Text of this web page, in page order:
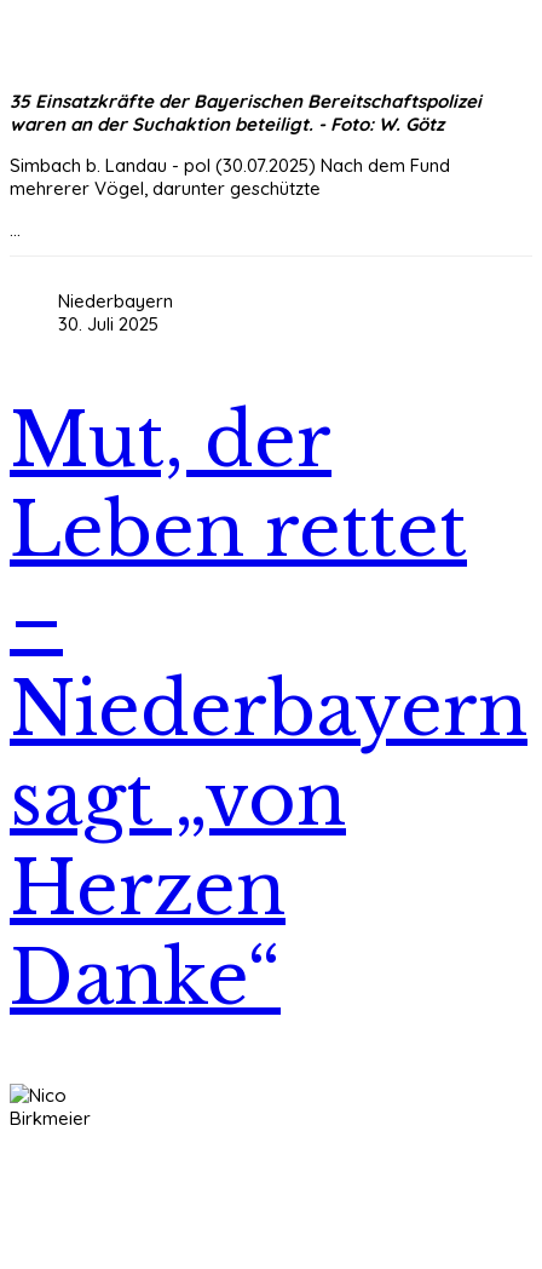
35 Einsatzkräfte der Bayerischen Bereitschaftspolizei
waren an der Suchaktion beteiligt. - Foto: W. Götz
Simbach b. Landau - pol (30.07.2025) Nach dem Fund
mehrerer Vögel, darunter geschützte
...
Niederbayern
30. Juli 2025
Mut, der
Leben rettet
–
Niederbayern
sagt „von
Herzen
Danke“